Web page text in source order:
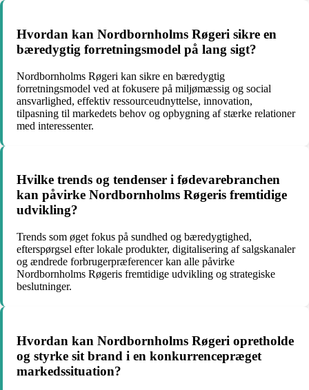
Hvordan kan Nordbornholms Røgeri sikre en
bæredygtig forretningsmodel på lang sigt?
Nordbornholms Røgeri kan sikre en bæredygtig
forretningsmodel ved at fokusere på miljømæssig og social
ansvarlighed, effektiv ressourceudnyttelse, innovation,
tilpasning til markedets behov og opbygning af stærke relationer
med interessenter.
Hvilke trends og tendenser i fødevarebranchen
kan påvirke Nordbornholms Røgeris fremtidige
udvikling?
Trends som øget fokus på sundhed og bæredygtighed,
efterspørgsel efter lokale produkter, digitalisering af salgskanaler
og ændrede forbrugerpræferencer kan alle påvirke
Nordbornholms Røgeris fremtidige udvikling og strategiske
beslutninger.
Hvordan kan Nordbornholms Røgeri opretholde
og styrke sit brand i en konkurrencepræget
markedssituation?